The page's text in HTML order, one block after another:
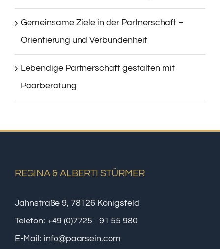
Gemeinsame Ziele in der Partnerschaft –
Orientierung und Verbundenheit
Lebendige Partnerschaft gestalten mit
Paarberatung
REGINA & ALBERTI STÜRMER
Jahnstraße 9, 78126 Königsfeld
Telefon: +49 (0)7725 - 91 55 980
E-Mail: info@paarsein.com